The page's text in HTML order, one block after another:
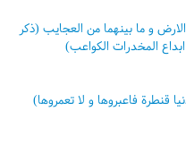
و ما بينهما من العجايب (ذکر
المخدرات الکواعب)
قنطرة فاعبروها و لا تعمروها)